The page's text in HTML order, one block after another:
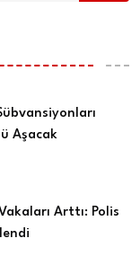
Aşacak
Arttı: Polis